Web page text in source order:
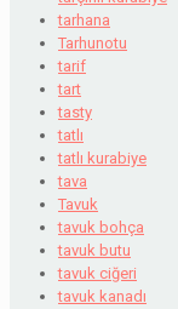
tarhana
Tarhunotu
tarif
tart
tasty
tatlı
tatlı kurabiye
tava
Tavuk
tavuk bohça
tavuk butu
tavuk ciğeri
tavuk kanadı